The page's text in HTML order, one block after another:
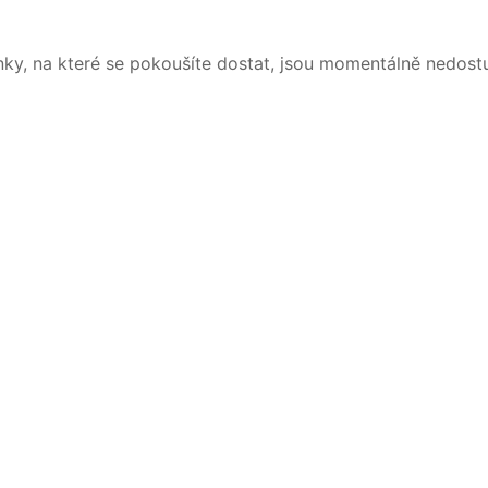
na které se pokoušíte dostat, jsou momentálně